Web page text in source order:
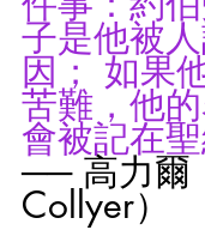
子是他被
因； 如果
苦難，他
會被記在聖
── 高力爾
Collyer）